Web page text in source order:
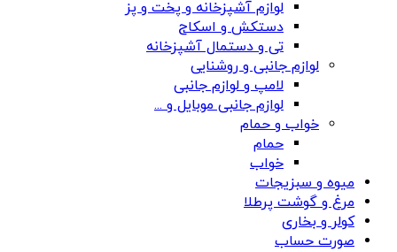
لوازم آشپزخانه و پخت و پز
دستکش و اسکاج
تی و دستمال آشپزخانه
لوازم جانبی و روشنایی
لامپ و لوازم جانبی
لوازم جانبی موبایل و ...
خواب و حمام
حمام
خواب
میوه و سبزیجات
مرغ و گوشت پرطلا
کولر و بخاری
صورت حساب